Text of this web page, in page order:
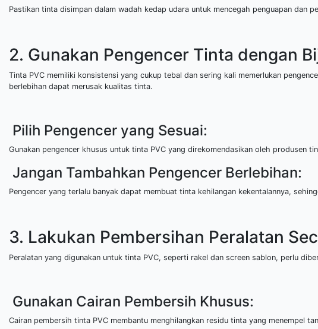
Pastikan tinta disimpan dalam wadah kedap udara untuk mencegah penguapan dan
2. Gunakan Pengencer Tinta dengan
Tinta PVC memiliki konsistensi yang cukup tebal dan sering kali memerlukan
berlebihan dapat merusak kualitas tinta.
Pilih Pengencer yang Sesuai:
Gunakan pengencer khusus untuk tinta PVC yang direkomendasikan oleh produsen
Jangan Tambahkan Pengencer Berlebihan:
Pengencer yang terlalu banyak dapat membuat tinta kehilangan kekentalannya,
3. Lakukan Pembersihan Peralatan
Peralatan yang digunakan untuk tinta PVC, seperti rakel dan screen sablon, perlu
Gunakan Cairan Pembersih Khusus:
Cairan pembersih tinta PVC membantu menghilangkan residu tinta yang menempel